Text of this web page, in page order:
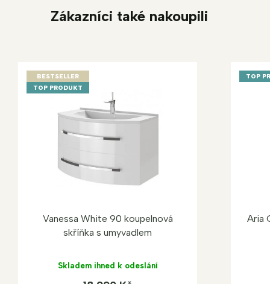
Zákazníci také nakoupili
BESTSELLER
TOP PRODUKT
Vanessa White 90 koupelnová
skříňka s umyvadlem
Skladem ihned k odeslání
TOP
Aria